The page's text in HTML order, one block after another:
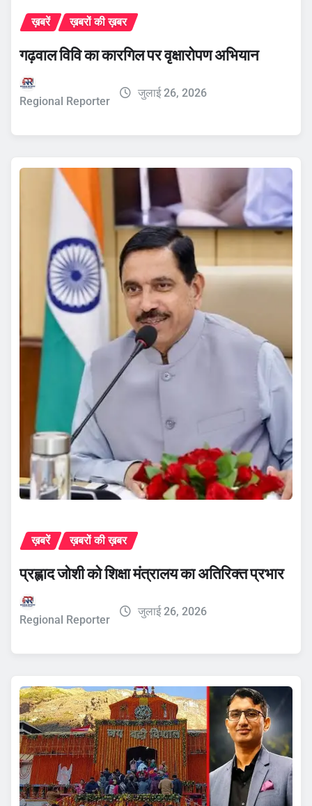
ख़बरें ख़बरों की ख़बर
गढ़वाल विवि का कारगिल पर वृक्षारोपण अभियान
Regional Reporter
जुलाई 26, 2026
ख़बरें ख़बरों की ख़बर
प्रह्लाद जोशी को शिक्षा मंत्रालय का अतिरिक्त प्रभार
Regional Reporter
जुलाई 26, 2026